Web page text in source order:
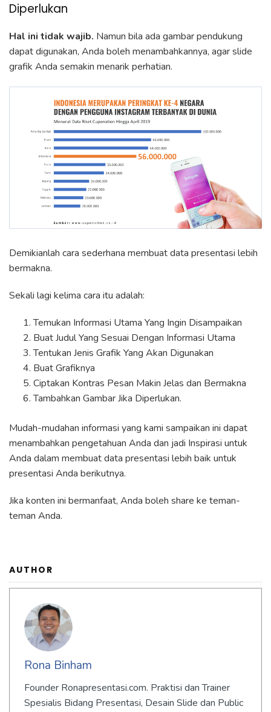
Diperlukan
Hal ini tidak wajib. Namun bila ada gambar pendukung
dapat digunakan, Anda boleh menambahkannya, agar slide
grafik Anda semakin menarik perhatian.
Demikianlah cara sederhana membuat data presentasi lebih
bermakna.
Sekali lagi kelima cara itu adalah:
Temukan Informasi Utama Yang Ingin Disampaikan
Buat Judul Yang Sesuai Dengan Informasi Utama
Tentukan Jenis Grafik Yang Akan Digunakan
Buat Grafiknya
Ciptakan Kontras Pesan Makin Jelas dan Bermakna
Tambahkan Gambar Jika Diperlukan.
Mudah-mudahan informasi yang kami sampaikan ini dapat
menambahkan pengetahuan Anda dan jadi Inspirasi untuk
Anda dalam membuat data presentasi lebih baik untuk
presentasi Anda berikutnya.
Jika konten ini bermanfaat, Anda boleh share ke teman-
teman Anda.
AUTHOR
Rona Binham
Founder Ronapresentasi.com. Praktisi dan Trainer
Spesialis Bidang Presentasi, Desain Slide dan Public